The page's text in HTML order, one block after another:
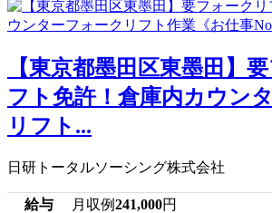
【東京都墨田区東墨田】
フト免許！倉庫内カウン
リフト...
日研トータルソーシング株式会社
給与 月収例241,000円